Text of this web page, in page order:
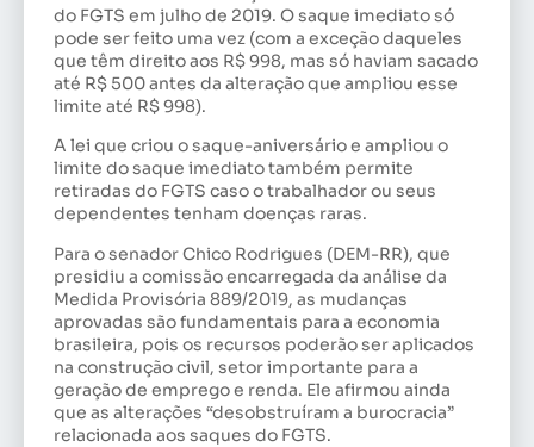
do FGTS em julho de 2019. O saque imediato só
pode ser feito uma vez (com a exceção daqueles
que têm direito aos R$ 998, mas só haviam sacado
até R$ 500 antes da alteração que ampliou esse
limite até R$ 998).
A lei que criou o saque-aniversário e ampliou o
limite do saque imediato também permite
retiradas do FGTS caso o trabalhador ou seus
dependentes tenham doenças raras.
Para o senador Chico Rodrigues (DEM-RR), que
presidiu a comissão encarregada da análise da
Medida Provisória 889/2019, as mudanças
aprovadas são fundamentais para a economia
brasileira, pois os recursos poderão ser aplicados
na construção civil, setor importante para a
geração de emprego e renda. Ele afirmou ainda
que as alterações “desobstruíram a burocracia”
relacionada aos saques do FGTS.